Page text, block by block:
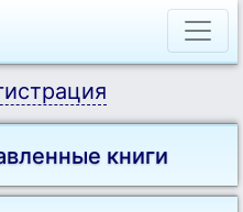
книги